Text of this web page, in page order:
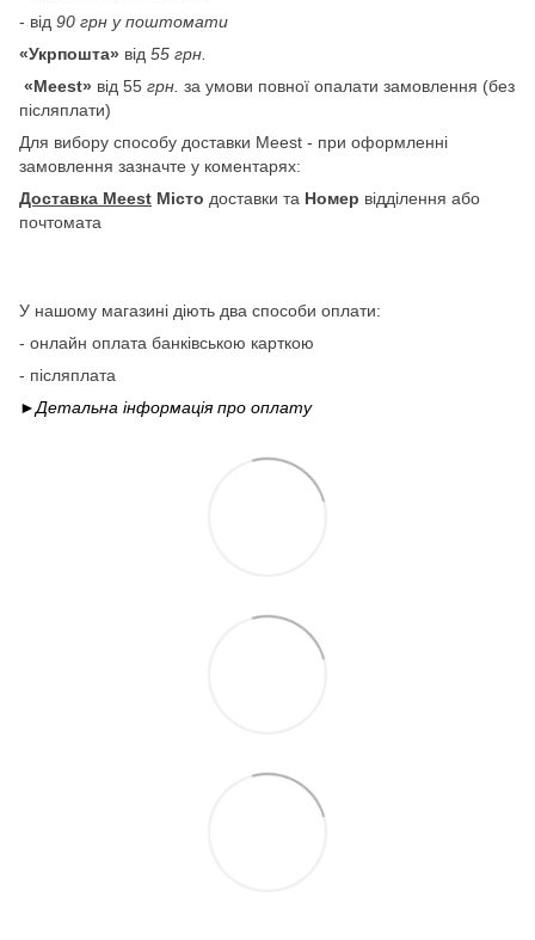
- від 90 грн у поштомати
«Укрпошта» від 55 грн.
«Meest» від 55 грн. за умови повної опалати замовлення (без
післяплати)
Для вибору способу доставки Meest - при оформленні
замовлення зазначте у коментарях:
Доставка Meest Місто доставки та Номер відділення або
почтомата
У нашому магазині діють два способи оплати:
- онлайн оплата банківською карткою
- післяплата
►Детальна інформація про оплату